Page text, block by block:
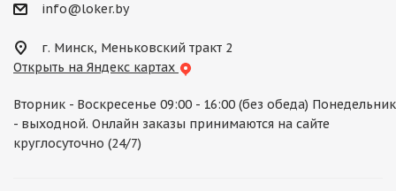
info@loker.by
г. Минск, Меньковский тракт 2
Открыть на Яндекс картах
Вторник - Воскресенье 09:00 - 16:00 (без обеда) Понедельник
- выходной. Онлайн заказы принимаются на сайте
круглосуточно (24/7)